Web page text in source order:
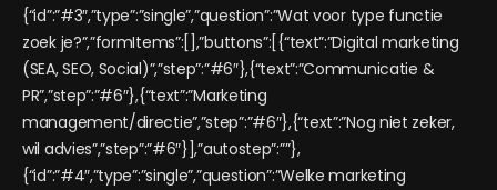
{“id”:”#3″,”type”:”single”,”question”:”Wat voor type functie
zoek je?”,”formItems”:[],”buttons”:[{“text”:”Digital marketing
(SEA, SEO, Social)”,”step”:”#6″},{“text”:”Communicatie &
PR”,”step”:”#6″},{“text”:”Marketing
management/directie”,”step”:”#6″},{“text”:”Nog niet zeker,
wil advies”,”step”:”#6″}],”autostep”:””},
{“id”:”#4″,”type”:”single”,”question”:”Welke marketing